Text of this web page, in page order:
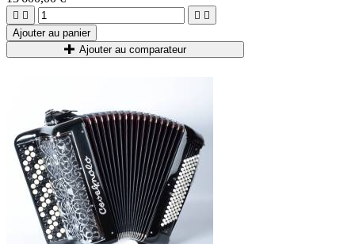
   
Ajouter au panier
Ajouter au comparateur